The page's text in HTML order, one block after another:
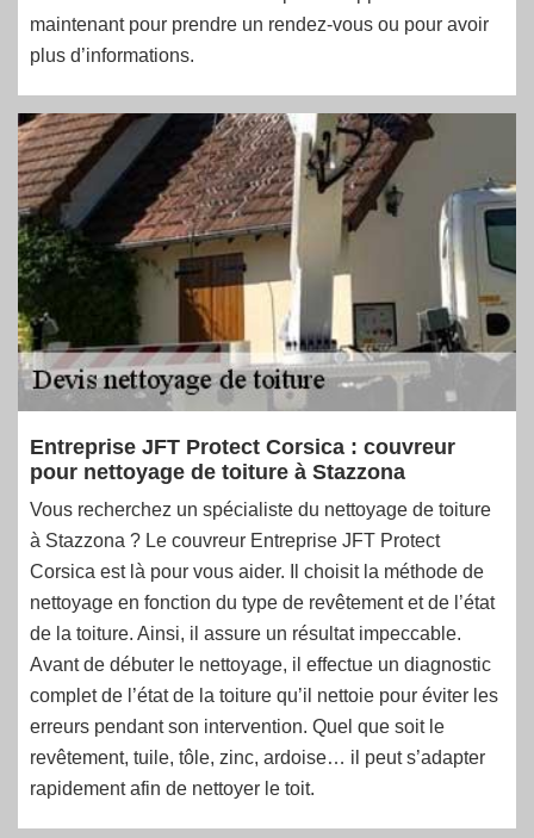
maintenant pour prendre un rendez-vous ou pour avoir
plus d’informations.
Entreprise JFT Protect Corsica : couvreur
pour nettoyage de toiture à Stazzona
Vous recherchez un spécialiste du nettoyage de toiture
à Stazzona ? Le couvreur Entreprise JFT Protect
Corsica est là pour vous aider. Il choisit la méthode de
nettoyage en fonction du type de revêtement et de l’état
de la toiture. Ainsi, il assure un résultat impeccable.
Avant de débuter le nettoyage, il effectue un diagnostic
complet de l’état de la toiture qu’il nettoie pour éviter les
erreurs pendant son intervention. Quel que soit le
revêtement, tuile, tôle, zinc, ardoise… il peut s’adapter
rapidement afin de nettoyer le toit.